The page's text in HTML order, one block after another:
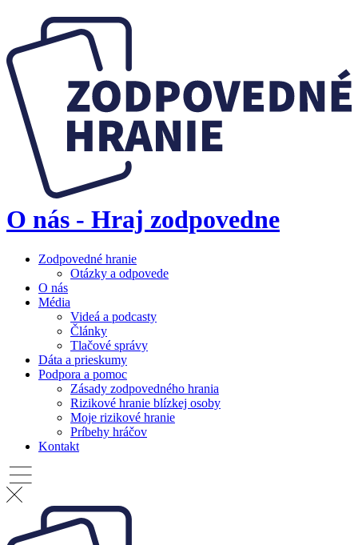
O nás - Hraj zodpovedne
Zodpovedné hranie
Otázky a odpovede
O nás
Média
Videá a podcasty
Články
Tlačové správy
Dáta a prieskumy
Podpora a pomoc
Zásady zodpovedného hrania
Rizikové hranie blízkej osoby
Moje rizikové hranie
Príbehy hráčov
Kontakt